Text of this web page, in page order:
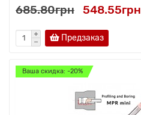
685.80грн 548.55грн
Предзаказ
Ваша скидка: -20%